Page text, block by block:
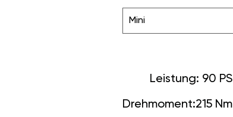
Mini
Leistung: 90 PS
Drehmoment:215 Nm